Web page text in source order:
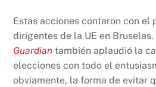
Estas acciones contaron con el
dirigentes de la UE en Bruselas.
Guardiantambién aplaudió la
elecciones con todo el
obviamente, la forma de evitar